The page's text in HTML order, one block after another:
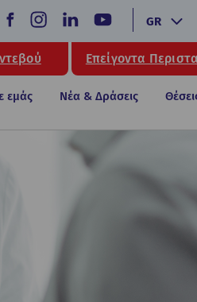
GR
Επείγοντα
εμάς Νέα & Δράσεις